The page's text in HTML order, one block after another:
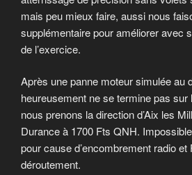
mais peu mieux faire, aussi nous
supplémentaire pour améliorer avec
de l’exercice.
Après une panne moteur simulée au
heureusement ne se termine pas sur
nous prenons la direction d’Aix les
Durance à 1700 Fts QNH.
pour cause d’encombrement radio et
déroutement.